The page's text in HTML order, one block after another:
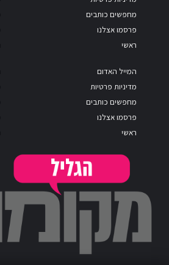
מחפשים כותבים
פרסמו אצלנו
ראשי
המייל האדום
מדיניות פרטיות
מחפשים כותבים
פרסמו אצלנו
ראשי